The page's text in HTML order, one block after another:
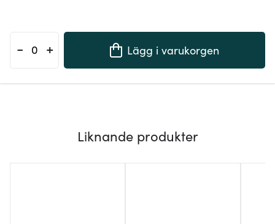
- + Lägg i varukorgen
Liknande produkter